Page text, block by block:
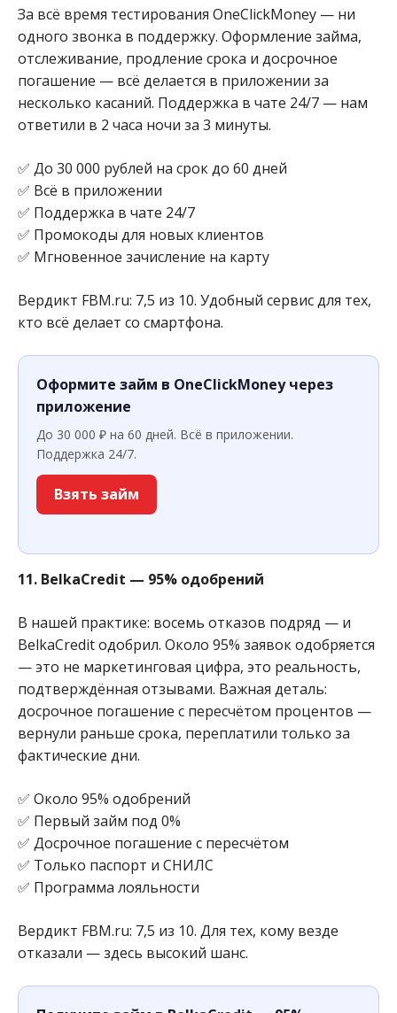
За всё время тестирования OneClickMoney — ни
одного звонка в поддержку. Оформление займа,
отслеживание, продление срока и досрочное
погашение — всё делается в приложении за
несколько касаний. Поддержка в чате 24/7 — нам
ответили в 2 часа ночи за 3 минуты.
✅ До 30 000 рублей на срок до 60 дней
✅ Всё в приложении
✅ Поддержка в чате 24/7
✅ Промокоды для новых клиентов
✅ Мгновенное зачисление на карту
Вердикт FBM.ru: 7,5 из 10. Удобный сервис для тех,
кто всё делает со смартфона.
Оформите займ в OneClickMoney через
приложение
До 30 000 ₽ на 60 дней. Всё в приложении.
Поддержка 24/7.
Взять займ
11. BelkaCredit — 95% одобрений
В нашей практике: восемь отказов подряд — и
BelkaCredit одобрил. Около 95% заявок одобряется
— это не маркетинговая цифра, это реальность,
подтверждённая отзывами. Важная деталь:
досрочное погашение с пересчётом процентов —
вернули раньше срока, переплатили только за
фактические дни.
✅ Около 95% одобрений
✅ Первый займ под 0%
✅ Досрочное погашение с пересчётом
✅ Только паспорт и СНИЛС
✅ Программа лояльности
Вердикт FBM.ru: 7,5 из 10. Для тех, кому везде
отказали — здесь высокий шанс.